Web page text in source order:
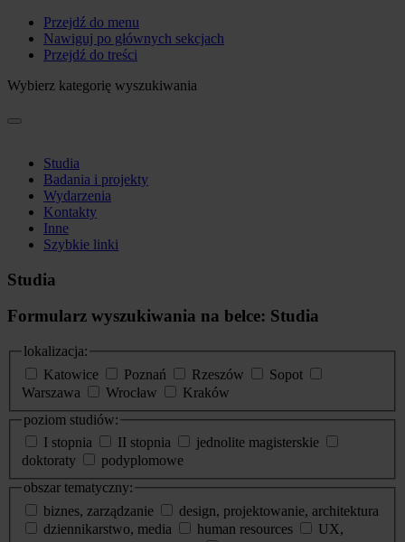
Przejdź do menu
Nawiguj po głównych sekcjach
Przejdź do treści
Wybierz kategorię wyszukiwania
Studia
Badania i projekty
Wydarzenia
Kontakty
Inne
Szybkie linki
Studia
Formularz wyszukiwania na belce: Studia
lokalizacja:
Katowice
Poznań Rzeszów
Sopot
Warszawa
Wrocław
Kraków
poziom studiów:
I stopnia
II stopnia
jednolite magisterskie
doktoraty
podyplomowe
obszar tematyczny:
biznes, zarządzanie
design, projektowanie, architektura
dziennikarstwo, media
human resources
UX,